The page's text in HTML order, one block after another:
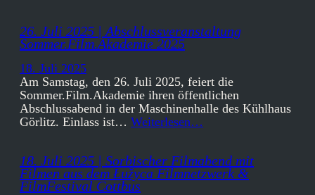
26. Juli 2025 | Abschlussveranstaltung
Sommer.Film.Akademie 2025
18. Juli 2025
Am Samstag, den 26. Juli 2025, feiert die
Sommer.Film.Akademie ihren öffentlichen
Abschlussabend in der Maschinenhalle des Kühlhaus
Görlitz. Einlass ist… Weiterlesen…
18. Juli 2025 | Sorbischer Filmabend mit
Filmen aus dem Łužyca Filmnetzwerk &
FilmFestival Cottbus